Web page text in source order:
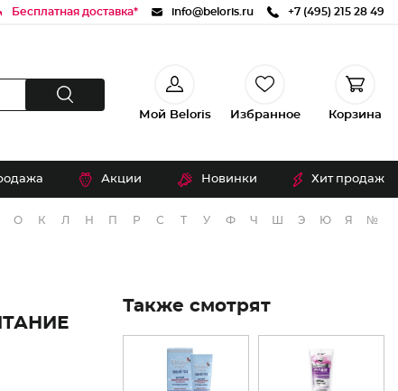
Бесплатная доставка* info@beloris.ru +7 (495) 215 28 49
Мой Beloris Избранное Корзина
Акции Новинки Хит продаж
О К Л Н П Р С Т У Ф Ч Э Ю Я №
Также смотрят